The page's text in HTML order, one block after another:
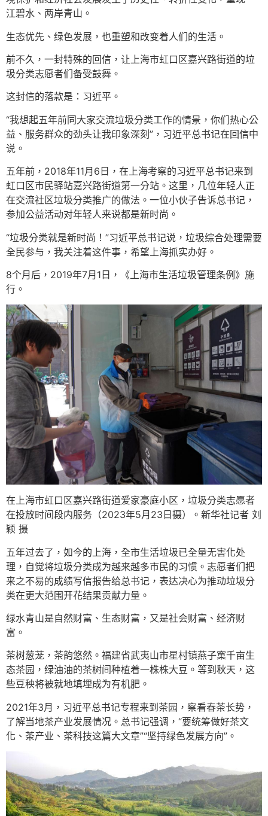
江碧水、两岸青山。
生态优先、绿色发展，也重塑和改变着人们的生活。
前不久，一封特殊的回信，让上海市虹口区嘉兴路街道的垃
圾分类志愿者们备受鼓舞。
这封信的落款是：习近平。
“我想起五年前同大家交流垃圾分类工作的情景，你们热心公
益、服务群众的劲头让我印象深刻”，习近平总书记在回信中
说。
五年前，2018年11月6日，在上海考察的习近平总书记来到
虹口区市民驿站嘉兴路街道第一分站。这里，几位年轻人正
在交流社区垃圾分类推广的做法。一位小伙子告诉总书记，
参加公益活动对年轻人来说都是新时尚。
“垃圾分类就是新时尚！”习近平总书记说，垃圾综合处理需要
全民参与，我关注着这件事，希望上海抓实办好。
8个月后，2019年7月1日，《上海市生活垃圾管理条例》施
行。
在上海市虹口区嘉兴路街道爱家豪庭小区，垃圾分类志愿者
在投放时间段内服务（2023年5月23日摄）。新华社记者 刘
颖 摄
五年过去了，如今的上海，全市生活垃圾已全量无害化处
理，自觉将垃圾分类成为越来越多市民的习惯。志愿者们把
来之不易的成绩写信报告给总书记，表达决心为推动垃圾分
类在更大范围开花结果贡献力量。
绿水青山是自然财富、生态财富，又是社会财富、经济财
富。
茶树葱茏，茶韵悠然。福建省武夷山市星村镇燕子窠千亩生
态茶园，绿油油的茶树间种植着一株株大豆。等到秋天，这
些豆秧将被就地填埋成为有机肥。
2021年3月，习近平总书记专程来到茶园，察看春茶长势，
了解当地茶产业发展情况。总书记强调，“要统筹做好茶文
化、茶产业、茶科技这篇大文章”“坚持绿色发展方向”。